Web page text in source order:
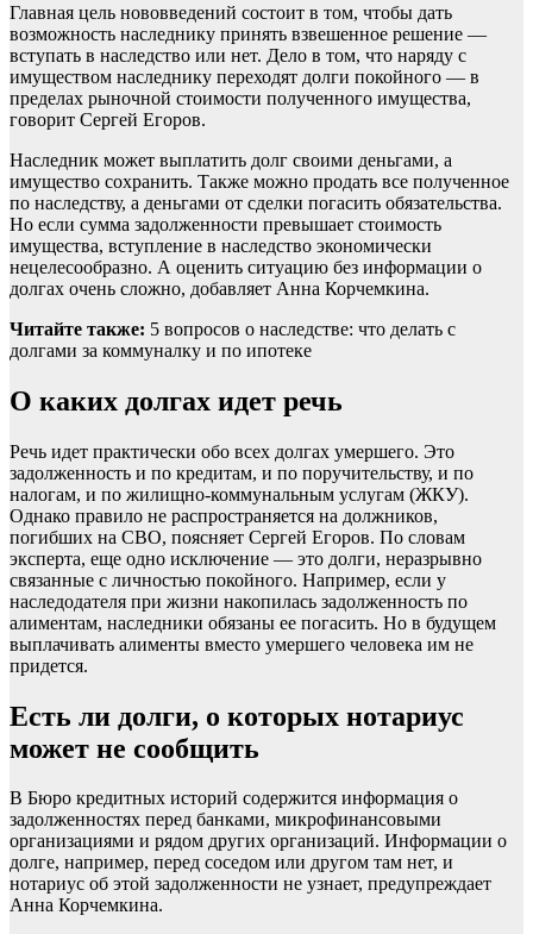
Главная цель нововведений состоит в том, чтобы дать
возможность наследнику принять взвешенное решение —
вступать в наследство или нет. Дело в том, что наряду с
имуществом наследнику переходят долги покойного — в
пределах рыночной стоимости полученного имущества,
говорит Сергей Егоров.
Наследник может выплатить долг своими деньгами, а
имущество сохранить. Также можно продать все полученное
по наследству, а деньгами от сделки погасить обязательства.
Но если сумма задолженности превышает стоимость
имущества, вступление в наследство экономически
нецелесообразно. А оценить ситуацию без информации о
долгах очень сложно, добавляет Анна Корчемкина.
Читайте также: 5 вопросов о наследстве: что делать с
долгами за коммуналку и по ипотеке
О каких долгах идет речь
Речь идет практически обо всех долгах умершего. Это
задолженность и по кредитам, и по поручительству, и по
налогам, и по жилищно-коммунальным услугам (ЖКУ).
Однако правило не распространяется на должников,
погибших на СВО, поясняет Сергей Егоров. По словам
эксперта, еще одно исключение — это долги, неразрывно
связанные с личностью покойного. Например, если у
наследодателя при жизни накопилась задолженность по
алиментам, наследники обязаны ее погасить. Но в будущем
выплачивать алименты вместо умершего человека им не
придется.
Есть ли долги, о которых нотариус
может не сообщить
В Бюро кредитных историй содержится информация о
задолженностях перед банками, микрофинансовыми
организациями и рядом других организаций. Информации о
долге, например, перед соседом или другом там нет, и
нотариус об этой задолженности не узнает, предупреждает
Анна Корчемкина.